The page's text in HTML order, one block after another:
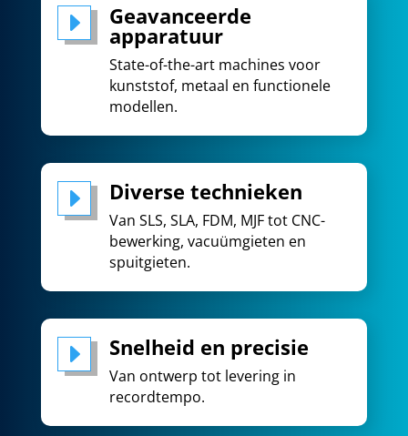
E Geavanceerde
apparatuur
State-of-the-art machines voor
kunststof, metaal en functionele
modellen.
E Diverse technieken
Van SLS, SLA, FDM, MJFtot CNC-
bewerking, vacuümgieten en
spuitgieten.
E Snelheid en precisie
Van ontwerp tot levering in
recordtempo.